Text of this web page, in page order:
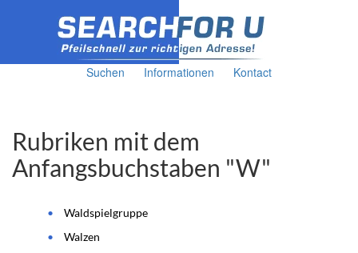
Suchen Informationen Kontact
Rubriken mit dem
Anfangsbuchstaben "W"
Waldspielgruppe
Walzen